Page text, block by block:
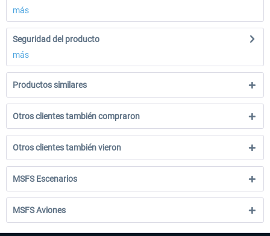
más
Seguridad del producto
más
Productos similares
Otros clientes también compraron
Otros clientes también vieron
MSFS Escenarios
MSFS Aviones